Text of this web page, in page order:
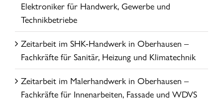
Elektroniker für Handwerk, Gewerbe und
Technikbetriebe
Zeitarbeit im SHK-Handwerk in Oberhausen –
Fachkräfte für Sanitär, Heizung und Klimatechnik
Zeitarbeit im Malerhandwerk in Oberhausen –
Fachkräfte für Innenarbeiten, Fassade und WDVS